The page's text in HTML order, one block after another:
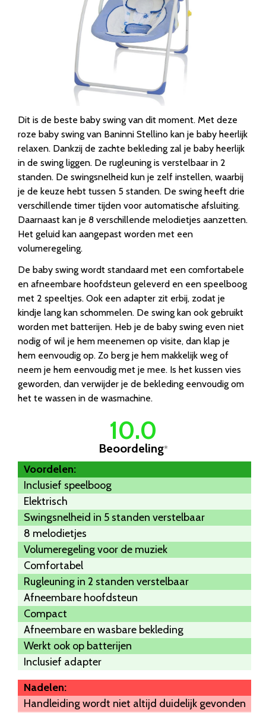
Dit is de beste baby swing van dit moment. Met deze
roze baby swing van Baninni Stellino kan je baby heerlijk
relaxen. Dankzij de zachte bekleding zal je baby heerlijk
in de swing liggen. De rugleuning is verstelbaar in 2
standen. De swingsnelheid kun je zelf instellen, waarbij
je de keuze hebt tussen 5 standen. De swing heeft drie
verschillende timer tijden voor automatische afsluiting.
Daarnaast kan je 8 verschillende melodietjes aanzetten.
Het geluid kan aangepast worden met een
volumeregeling.
De baby swing wordt standaard met een comfortabele
en afneembare hoofdsteun geleverd en een speelboog
met 2 speeltjes. Ook een adapter zit erbij, zodat je
kindje lang kan schommelen. De swing kan ook gebruikt
worden met batterijen. Heb je de baby swing even niet
nodig of wil je hem meenemen op visite, dan klap je
hem eenvoudig op. Zo berg je hem makkelijk weg of
neem je hem eenvoudig met je mee. Is het kussen vies
geworden, dan verwijder je de bekleding eenvoudig om
het te wassen in de wasmachine.
10.0
Beoordeling*
Voordelen:
Inclusief speelboog
Elektrisch
Swingsnelheid in 5 standen verstelbaar
8 melodietjes
Volumeregeling voor de muziek
Comfortabel
Rugleuning in 2 standen verstelbaar
Afneembare hoofdsteun
Compact
Afneembare en wasbare bekleding
Werkt ook op batterijen
Inclusief adapter
Nadelen:
Handleiding wordt niet altijd duidelijk gevonden